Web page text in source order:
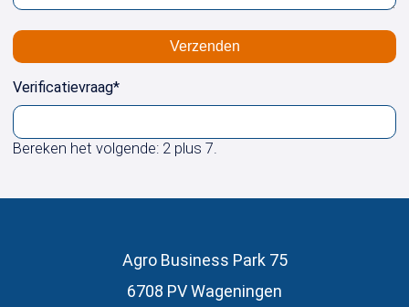
Verzenden
Verificatievraag*
Bereken het volgende: 2 plus 7.
Agro Business Park 75
6708 PV Wageningen